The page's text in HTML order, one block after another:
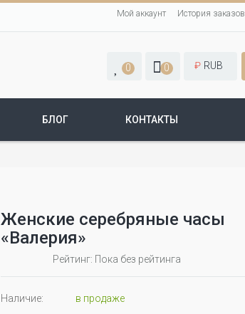
Мой аккаунт История заказов
0 0 ₽ RUB
БЛОГ КОНТАКТЫ
Женские серебряные часы
«Валерия»
Рейтинг: Пока без рейтинга
Наличие:
в продаже